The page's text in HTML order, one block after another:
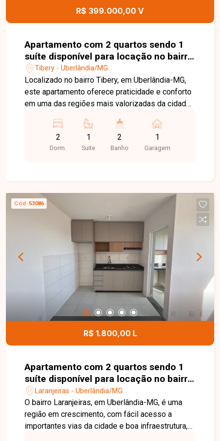
esta excelente oportunidade.
R$ 399.000,00 V
Apartamento com 2 quartos sendo 1
suíte disponível para locação no bairro
Tibery em Uberlândia-MG
Tibery - Uberlândia/MG
Localizado no bairro Tibery, em Uberlândia-MG,
este apartamento oferece praticidade e conforto
em uma das regiões mais valorizadas da cidade.
avenidas, ampla variedade de comércios,
supermercados, farmácias, restaurantes, além de
estar próximo a instituições de ensino e diversos
vista livre, 2 quartos, sendo 1 suíte, banheiros
com armário, espelho e box em blindex, cozinha
em estilo americana revestida com armários
planejados e balcão para refeições, área de
serviço integrada e 1 vaga de garagem. Não
perca a oportunidade de morar em um imóvel que
reúne conforto, funcionalidade e excelente
localização. Entre em contato com a Delta
Imóveis e agende sua visita para conhecer este
apartamento!
2
Dorm.
1
Suite
2
Banho
1
Garagem
Cód. 53086
R$ 1.800,00 L
Apartamento com 2 quartos sendo 1
suíte disponível para locação no bairro
Laranjeiras em Uberlândia-MG
Laranjeiras - Uberlândia/MG
O bairro Laranjeiras, em Uberlândia-MG, é uma
região em crescimento, com fácil acesso a
importantes vias da cidade e boa infraestrutura,